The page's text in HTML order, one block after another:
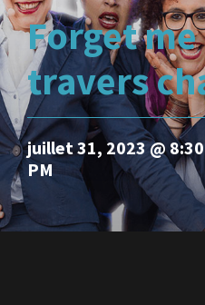
Forget me
travers
juillet 31, 2023 @ 8:30
PM